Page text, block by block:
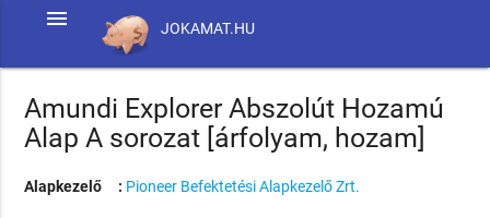
JOKAMAT.HU
menu
Amundi Explorer Abszolút Hozamú
Alap A sorozat [árfolyam, hozam]
Alapkezelő : Pioneer Befektetési Alapkezelő Zrt.